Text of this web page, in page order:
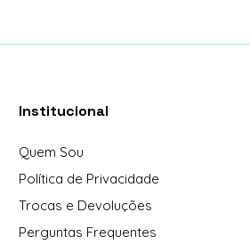
Institucional
Quem Sou
Política de Privacidade
Trocas e Devoluções
Perguntas Frequentes